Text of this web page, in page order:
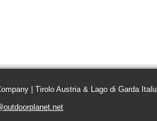
| Tirolo Austria & Lago di Garda